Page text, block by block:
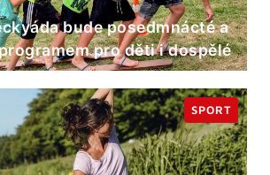
bude posedmnácté a
pro děti i dospělé
SPORT